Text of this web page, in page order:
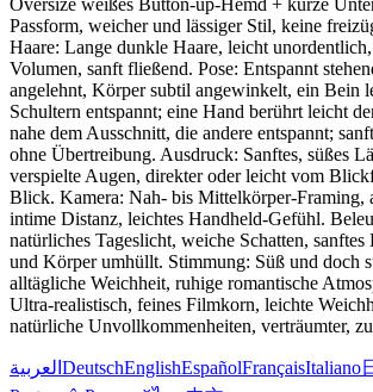
Oversize weißes Button-up-Hemd + kurze
Passform, weicher und lässiger Stil, keine
Haare: Lange dunkle Haare, leicht
Volumen, sanft fließend. Pose: Entspannt
angelehnt, Körper subtil angewinkelt, ein Bein
Schultern entspannt; eine Hand berührt leicht
nahe dem Ausschnitt, die andere entspannt;
ohne Übertreibung. Ausdruck: Sanftes, süßes
verspielte Augen, direkter oder leicht vom
Blick. Kamera: Nah- bis Mittelkörper-Framing,
intime Distanz, leichtes Handheld-Gefühl.
natürliches Tageslicht, weiche Schatten,
und Körper umhüllt. Stimmung: Süß und doch
alltägliche Weichheit, ruhige romantische
Ultra-realistisch, feines Filmkorn, leichte
natürliche Unvollkommenheiten, verträumter,
العربية DeutschEnglishEspañolFrançaisItaliano